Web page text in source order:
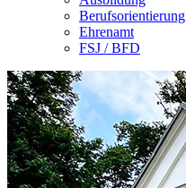
Berufsorientierung
Ehrenamt
FSJ / BFD